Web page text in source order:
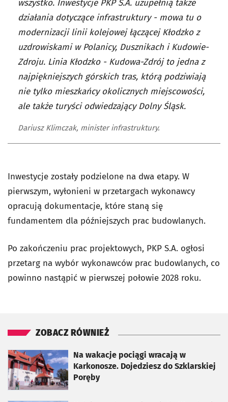
wszystko. Inwestycje PKP S.A. uzupełnią także
działania dotyczące infrastruktury - mowa tu o
modernizacji linii kolejowej łączącej Kłodzko z
uzdrowiskami w Polanicy, Dusznikach i Kudowie-
Zdroju. Linia Kłodzko - Kudowa-Zdrój to jedna z
najpiękniejszych górskich tras, którą podziwiają
nie tylko mieszkańcy okolicznych miejscowości,
ale także turyści odwiedzający Dolny Śląsk.
Dariusz Klimczak, minister infrastruktury.
Inwestycje zostały podzielone na dwa etapy. W
pierwszym, wyłonieni w przetargach wykonawcy
opracują dokumentacje, które staną się
fundamentem dla późniejszych prac budowlanych.
Po zakończeniu prac projektowych, PKP S.A. ogłosi
przetarg na wybór wykonawców prac budowlanych, co
powinno nastąpić w pierwszej połowie 2028 roku.
ZOBACZ RÓWNIEŻ
Na wakacje pociągi wracają w
Karkonosze. Dojedziesz do Szklarskiej
Poręby
otworzy się w nowej karcie